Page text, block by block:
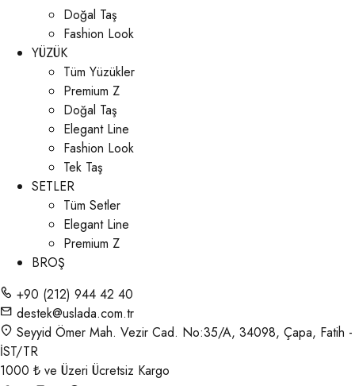
Doğal Taş
Fashion Look
YÜZÜK
Tüm Yüzükler
Premium Z
Doğal Taş
Elegant Line
Fashion Look
Tek Taş
SETLER
Tüm Setler
Elegant Line
Premium Z
BROŞ
+90 (212) 944 42 40
destek@uslada.com.tr
Seyyid Ömer Mah. Vezir Cad. No:35/A, 34098, Çapa, Fatih -
İST/TR
1000 ₺ ve Üzeri Ücretsiz Kargo